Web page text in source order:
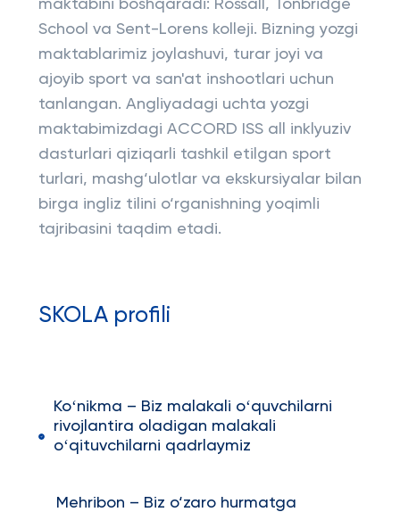
maktabini boshqaradi: Rossall, Tonbridge
School va Sent-Lorens kolleji. Bizning yozgi
maktablarimiz joylashuvi, turar joyi va
ajoyib sport va san'at inshootlari uchun
tanlangan. Angliyadagi uchta yozgi
maktabimizdagi ACCORD ISS all inklyuziv
dasturlari qiziqarli tashkil etilgan sport
turlari, mashg‘ulotlar va ekskursiyalar bilan
birga ingliz tilini o‘rganishning yoqimli
tajribasini taqdim etadi.
SKOLA profili
Koʻnikma – Biz malakali oʻquvchilarni
rivojlantira oladigan malakali
oʻqituvchilarni qadrlaymiz
Mehribon – Biz o‘zaro hurmatga